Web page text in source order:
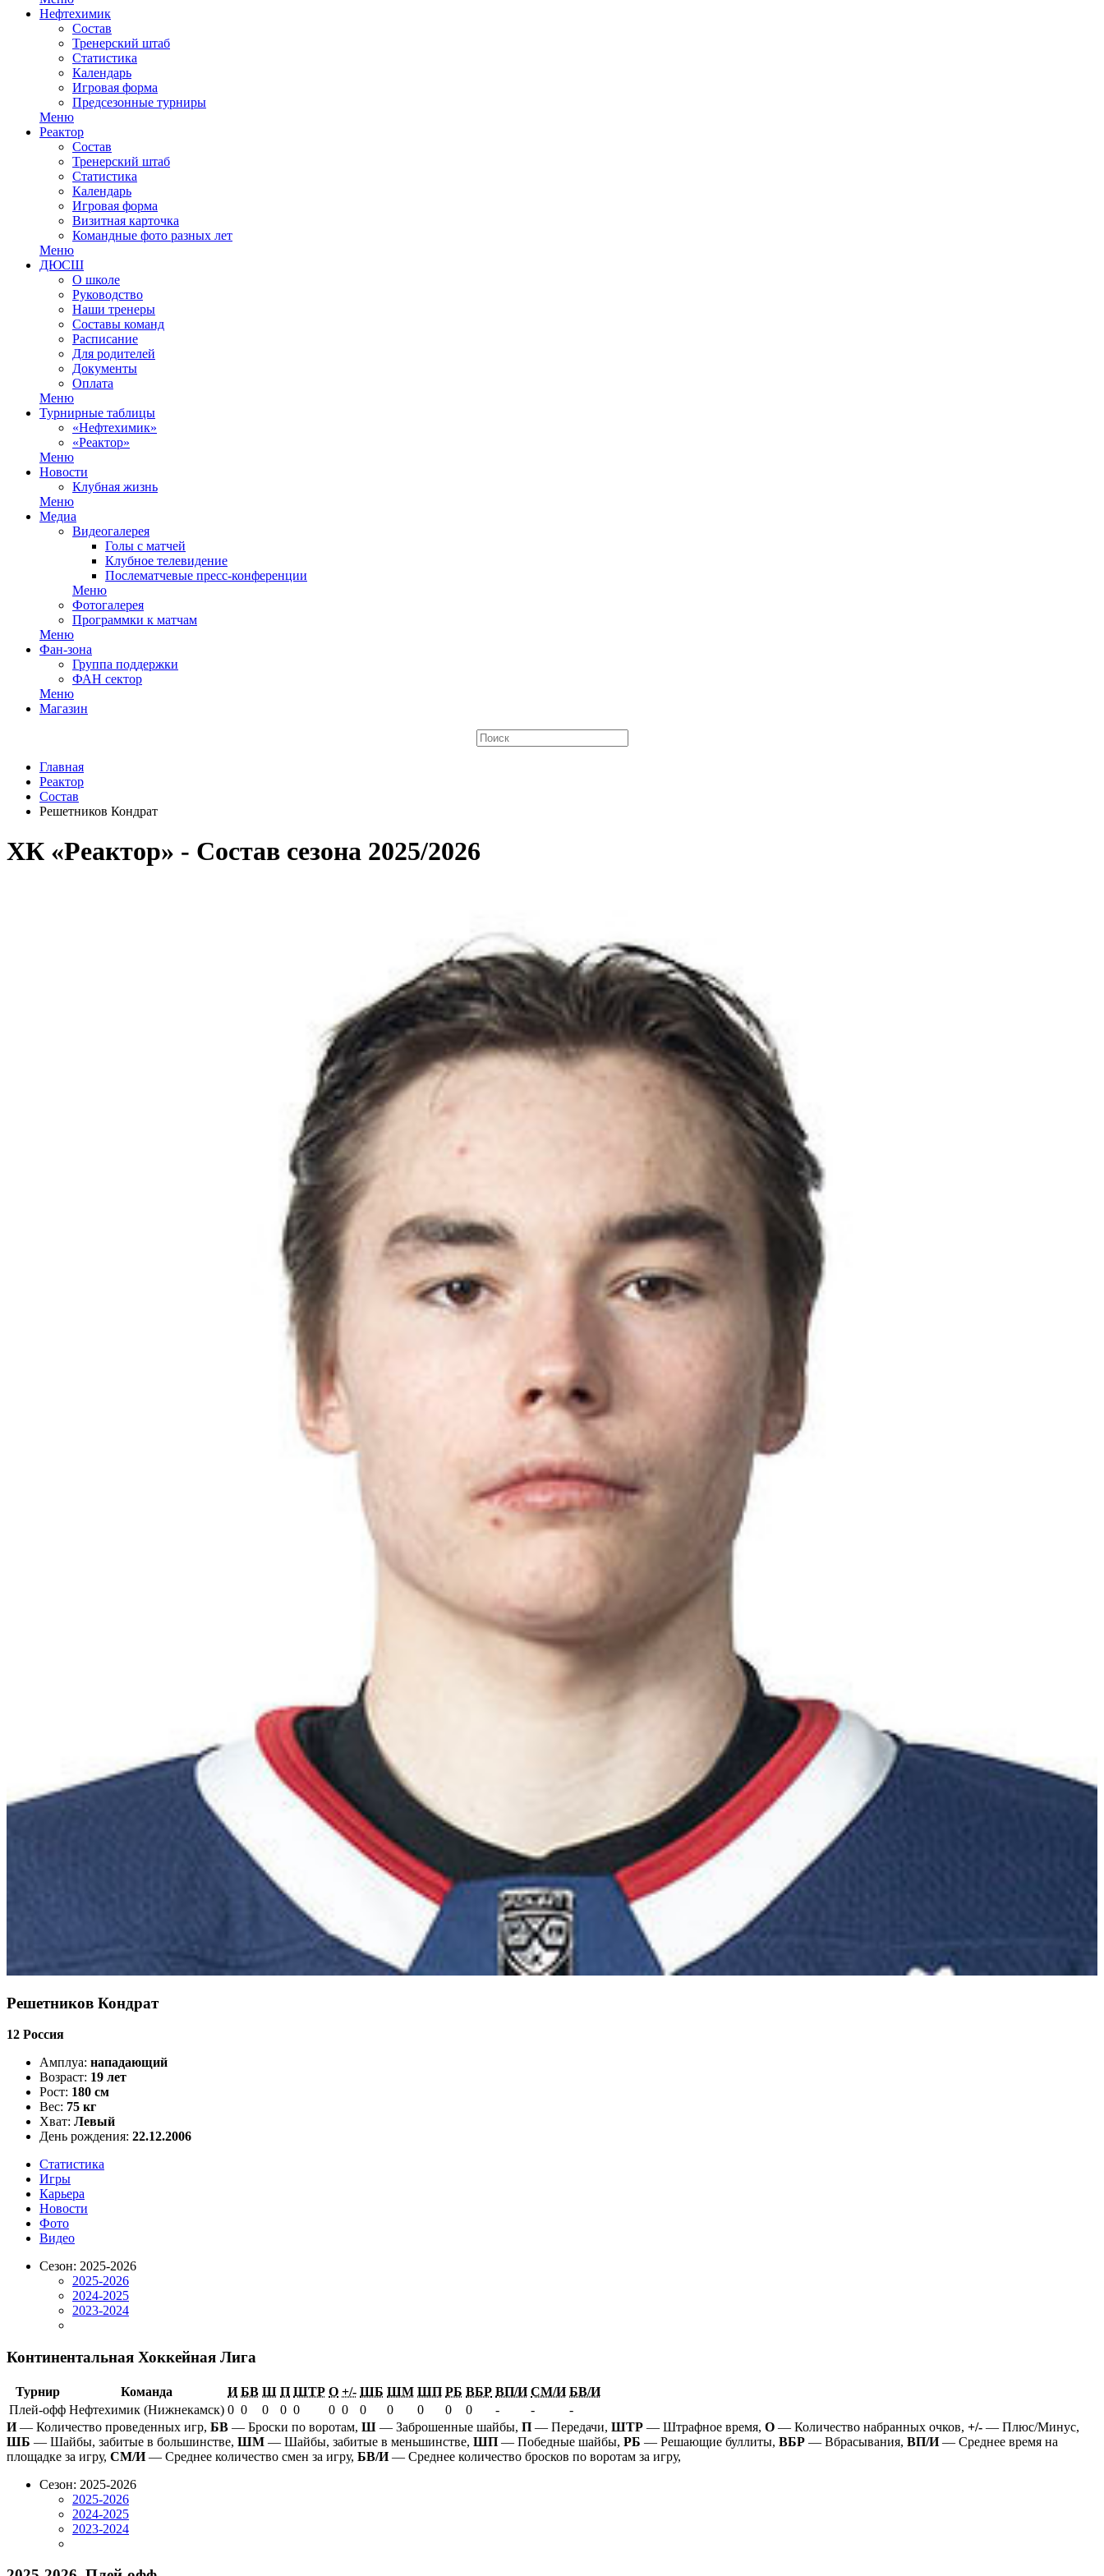
Нефтехимик
Состав
Тренерский штаб
Статистика
Календарь
Игровая форма
Предсезонные турниры
Меню
Реактор
Состав
Тренерский штаб
Статистика
Календарь
Игровая форма
Визитная карточка
Командные фото разных лет
Меню
ДЮСШ
О школе
Руководство
Наши тренеры
Составы команд
Расписание
Для родителей
Документы
Оплата
Меню
Турнирные таблицы
«Нефтехимик»
«Реактор»
Меню
Новости
Клубная жизнь
Меню
Медиа
Видеогалерея
Голы с матчей
Клубное телевидение
Послематчевые пресс-конференции
Меню
Фотогалерея
Программки к матчам
Меню
Фан-зона
Группа поддержки
ФАН сектор
Меню
Магазин
Главная
Реактор
Состав
Решетников Кондрат
ХК «Реактор» - Cостав сезона 2025/2026
Решетников Кондрат
12 Россия
Амплуа: нападающий
Возраст: 19 лет
Рост: 180 см
Вес: 75 кг
Хват: Левый
День рождения: 22.12.2006
Статистика
Игры
Карьера
Новости
Фото
Видео
Сезон: 2025-2026
2025-2026
2024-2025
2023-2024
Континентальная Хоккейная Лига
Турнир Команда И БВ Ш П ШТР О +/- ШБ ШМ ШП РБ ВБР ВП/И СМ/И БВ/И
Плей-офф Нефтехимик (Нижнекамск) 0 0 0 0 0 0 0 0 0 0 0 0 - -
-
И— Количество проведенных игр, БВ — Броски по воротам, Ш — Заброшенные шайбы, П — Передачи, ШТР — Штрафное время, О — Количество набранных очков, +/- — Плюс/Минус,
ШБ — Шайбы, забитые в большинстве, ШМ — Шайбы, забитые в меньшинстве, ШП — Победные шайбы, РБ — Решающие буллиты, ВБР — Вбрасывания, ВП/И— Среднее время на
площадке за игру, СМ/И— Среднее количество смен за игру, БВ/И— Среднее количество бросков по воротам за игру,
Сезон: 2025-2026
2025-2026
2024-2025
2023-2024